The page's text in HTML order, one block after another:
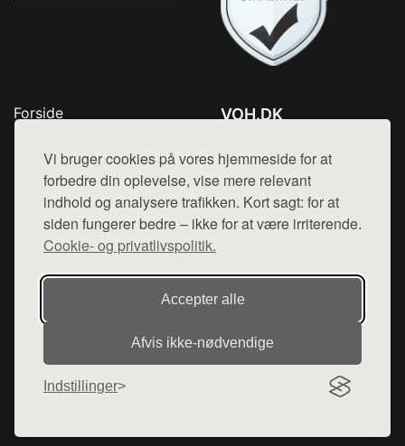
Vi bruger cookies på vores hjemmeside for at
forbedre din oplevelse, vise mere relevant
indhold og analysere trafikken. Kort sagt: for at
siden fungerer bedre – ikke for at være irriterende.
Cookie- og privatlivspolitik.
Accepter alle
Afvis ikke‑nødvendige
Indstillinger
Forside
Top Rabatter
Kontakt
VOH.DK
Mail: hej@want.dk
Cookie- og privatlivspolitik
Denne side er en del af want.dk, der udgiver en række
hjemmesider med præsentation af forskellige produkter fra
diverse webshops. Der sælges ikke varer fra denne side - vi
henviser til de shops, som sælger varen. Vi har heller ikke
varerne på lager.